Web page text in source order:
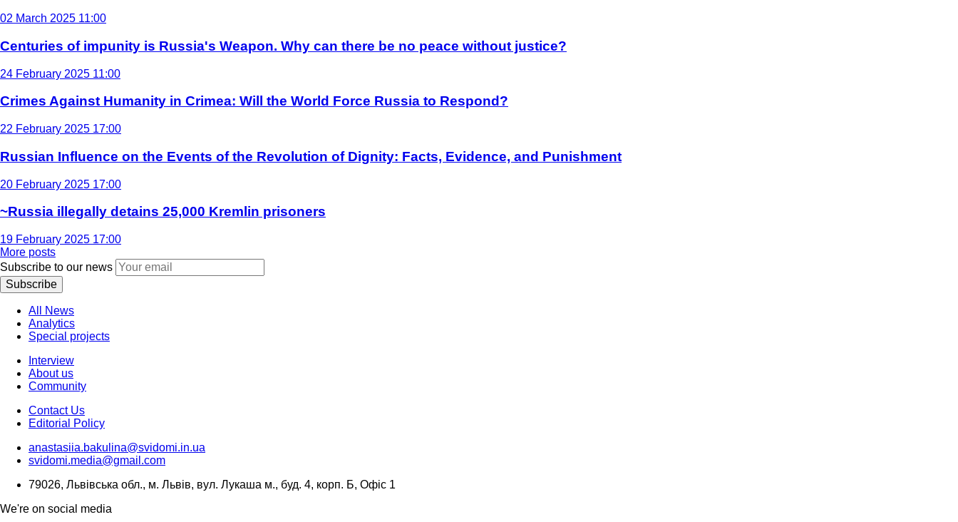
02 March 2025 11:00
Centuries of impunity is Russia's Weapon. Why can there be no peace without justice?
24 February 2025 11:00
Crimes Against Humanity in Crimea: Will the World Force Russia to Respond?
22 February 2025 17:00
Russian Influence on the Events of the Revolution of Dignity: Facts, Evidence, and Punishment
20 February 2025 17:00
~Russia illegally detains 25,000 Kremlin prisoners
19 February 2025 17:00
More posts
Subscribe to our news
Subscribe
All News
Analytics
Special projects
Interview
About us
Community
Contact Us
Editorial Policy
anastasiia.bakulina@svidomi.in.ua
svidomi.media@gmail.com
79026, Львівська обл., м. Львів, вул. Лукаша м., буд. 4, корп. Б, Офіс 1
We're on social media